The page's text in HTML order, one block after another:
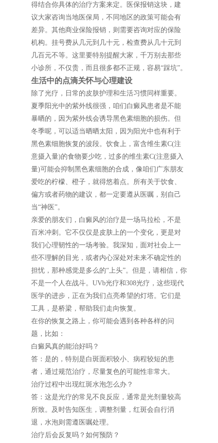
得结合你具体的治疗方案来定。医保报销这块，建
议大家咨询当地医保局，不同地区的政策可能会有
差异。其他商业保险报销，则需要咨询对应的保险
机构。挂号费从几元到几十元，检查费从几十元到
几百元不等。这里要特别提醒大家，千万别去那些
小诊所，不仅贵，而且很多都不正规，容易“踩坑”。
生活中的点滴关怀与心理建设
除了光疗，日常的皮肤护理和生活习惯同样重要。
夏季阳光中的紫外线很强，咱们白癜风患者是不能
暴晒的，因为紫外线会诱导黑色素细胞的损伤。但
冬季呢，可以适当晒晒太阳，因为阳光中也有利于
黑色素细胞恢复的波段。饮食上，富含维生素C(注
意摄入量)的食物要少吃，过多的维生素C(注意摄入
量)可能会抑制黑色素细胞的合成，像咱们广东朋友
爱吃的柠檬、橙子，就得悠着点。所有关于饮食、
偏方或者药物的建议，都一定要遵从医嘱，别自己
当“神医”。
亲爱的朋友们，白癜风的治疗是一场马拉松，不是
百米冲刺。它不仅仅是皮肤上的一个变化，更是对
我们心理韧性的一场考验。我深知，面对社会上一
些不理解的目光，或者内心深处对未来不确定性的
担忧，那种感觉是多么的“上头”。但是，请相信，你
不是一个人在战斗。UVb光疗和308光疗，这些现代
医学的进步，正在为我们点亮希望的灯塔。它们是
工具，是桥梁，帮助我们走向恢复。
在你的恢复之路上，你可能会遇到各种各样的问
题，比如：
白癜风真的能治好吗？
答：是的，特别是白斑面积较小、病程较短的患
者，通过规范治疗，尽量复色的可能性非常大。
治疗过程中出现红斑水泡怎么办？
答：这是光疗的常见不良反应，通常是光剂量较高
所致。及时告知医生，调整剂量，红斑会自行消
退，水泡则需遵医嘱处理。
治疗后会反复吗？如何预防？